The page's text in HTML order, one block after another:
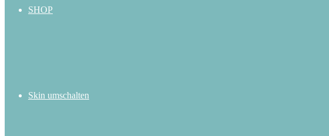
SHOP
Skin umschalten